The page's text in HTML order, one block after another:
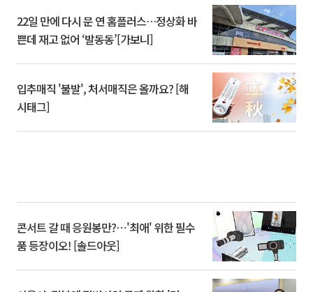
22일 만에 다시 문 연 홈플러스…정상화 바
쁜데 재고 없어 ‘발동동’[가보니]
입추매직 '불발', 처서매직은 올까요? [해
시태그]
콘서트 갈 때 응원봉만?⋯'최애' 위한 필수
품 등장이오! [솔드아웃]